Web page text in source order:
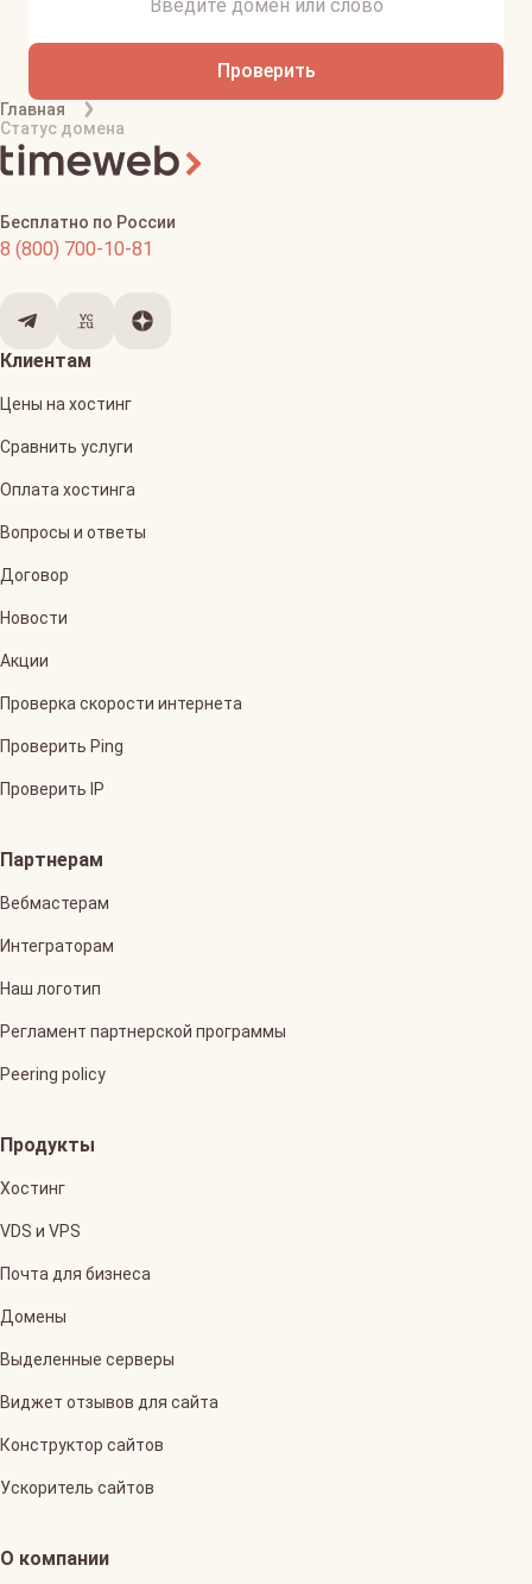
Проверить
Главная
Статус домена
Бесплатно по России
8 (800) 700-10-81
Клиентам
Цены на хостинг
Сравнить услуги
Оплата хостинга
Вопросы и ответы
Договор
Новости
Акции
Проверка скорости интернета
Проверить Ping
Проверить IP
Партнерам
Вебмастерам
Интеграторам
Наш логотип
Регламент партнерской программы
Peering policy
Продукты
Хостинг
VDS и VPS
Почта для бизнеса
Домены
Выделенные серверы
Виджет отзывов для сайта
Конструктор сайтов
Ускоритель сайтов
О компании